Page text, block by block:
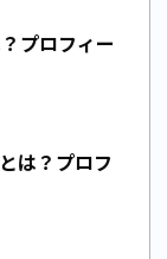
プロフィー
は？プロフ